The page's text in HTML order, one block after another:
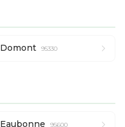
Domont 95330
Eaubonne 95600